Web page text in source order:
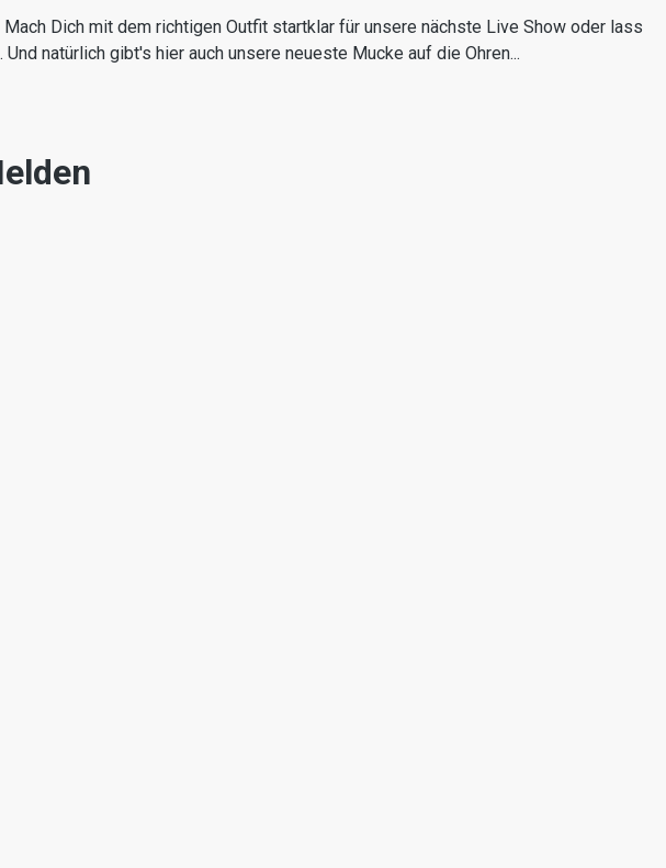
Dich mit dem richtigen Outfit startklar für unsere nächste Live Show oder lass
natürlich gibt's hier auch unsere neueste Mucke auf die Ohren...